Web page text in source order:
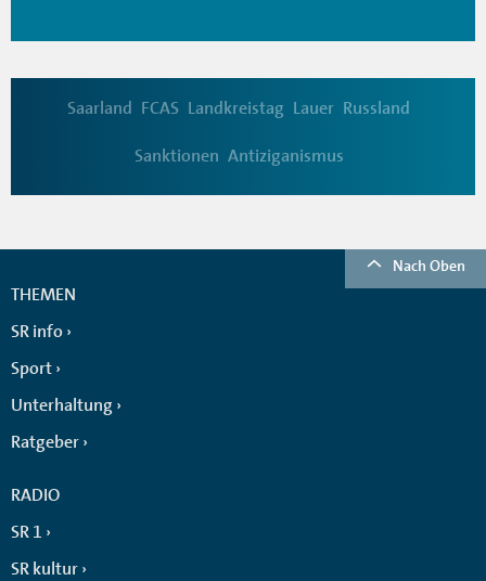
Saarland FCAS Landkreistag Lauer Russland
Sanktionen Antiziganismus
Nach Oben
THEMEN
SR info
Sport
Unterhaltung
Ratgeber
RADIO
SR 1
SR kultur